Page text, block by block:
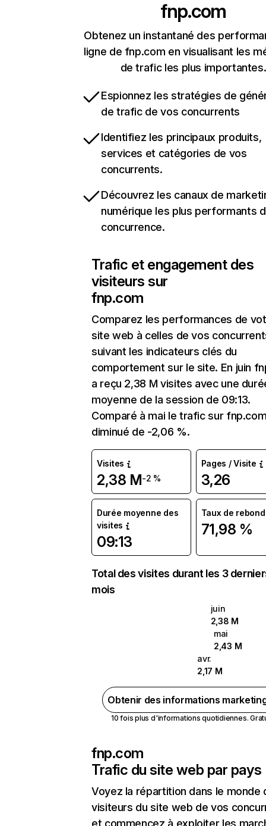
fnp.com
Obtenez un instantané des
ligne de fnp.com en visualisant les
de trafic les plus importantes.
Espionnez les stratégies de
de trafic de vos concurrents
Identifiez les principaux produits,
services et catégories de vos
concurrents.
Découvrez les canaux de
numérique les plus performants
concurrence.
Trafic et engagement des
visiteurs sur
fnp.com
Comparez les performances de
site web à celles de vos
suivant les indicateurs clés du
comportement sur le site. En juin
a reçu 2,38 M visites avec une
moyenne de la session de 09:13.
Comparé à mai le trafic sur
diminué de -2,06 %.
Visites
2,38 M-2 %
Pages / Visite
3,26
Durée moyenne des
visites
09:13
Taux de rebond
71,98 %
Total des visites durant les 3
mois
juin
2,38 M
mai
2,43 M
avr.
2,17 M
Obtenir des informations
10 fois plus d'informations quotidiennes.
fnp.com
Trafic du site web par pays
Voyez la répartition dans le monde
visiteurs du site web de vos
et commencez à exploiter les